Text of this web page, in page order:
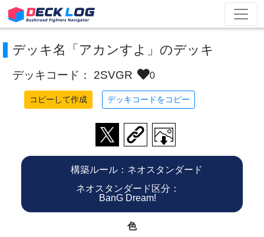
デッキ名「アカンすよ」のデッキ
デッキコード： 2SVGR 0
コピーして作成 デッキコードをコピー
構築ルール：ネオスタンダード
ネオスタンダード区分：
BanG Dream!
色